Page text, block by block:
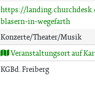
https://
blasern-in-wegefarth
Konzerte/Theater/Musik
Veranstaltungsort auf
KGBd. Freiberg